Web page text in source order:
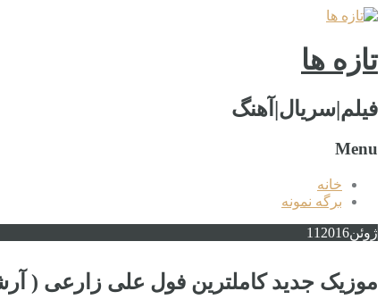
تازه ها
فیلم|سریال|آهنگ
Menu
خانه
برگه نمونه
ژوئن 11 2016
موزیک جدید کاملترین فول علی زارعی (